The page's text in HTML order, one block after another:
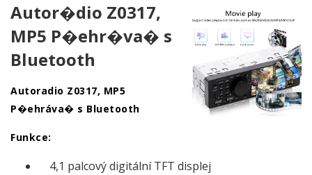
Autor�dio Z0317,
MP5 P�ehr�va� s
Bluetooth
Autoradio Z0317, MP5
P�ehráva� s Bluetooth
Funkce:
4,1 palcový digitální TFT displej